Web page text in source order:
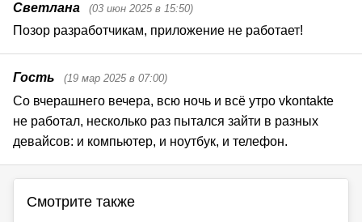
Светлана (03 июн 2025 в 15:50)
Позор разработчикам, приложение не работает!
Гость (19 мар 2025 в 07:00)
Со вчерашнего вечера, всю ночь и всё утро vkontakte
не работал, несколько раз пытался зайти в разных
девайсов: и компьютер, и ноутбук, и телефон.
Смотрите также